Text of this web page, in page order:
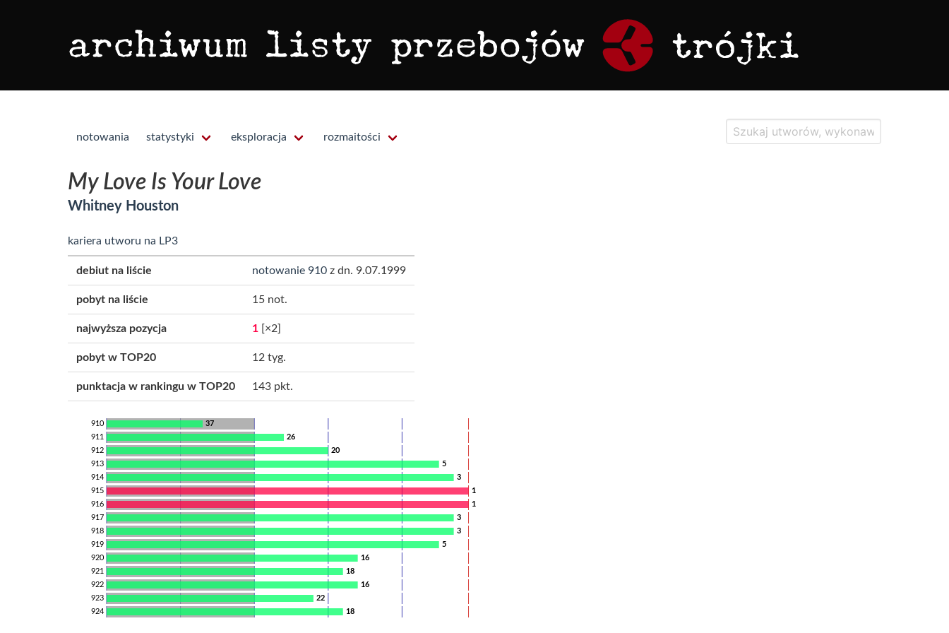
notowania statystyki eksploracja rozmaitości
My Love Is Your Love
Whitney Houston
kariera utworu na LP3
debiut na liście notowanie 910 z dn. 9.07.1999
pobyt na liście 15 not.
najwyższa pozycja 1 [×2]
pobyt w TOP20 12 tyg.
punktacja w rankingu w TOP20 143 pkt.
37
910
26
911
20
912
5
913
3
914
1
915
1
916
3
917
3
918
5
919
16
920
18
921
16
922
22
923
18
924